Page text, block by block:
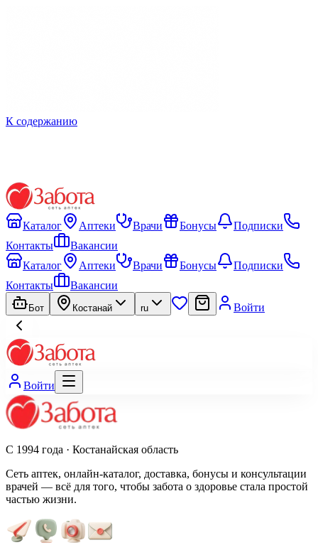
К содержанию
Каталог Аптеки Врачи Бонусы
Подписки
Контакты
Вакансии
Каталог
Аптеки Врачи Бонусы
Подписки
Контакты
Вакансии
Бот Костанай ru Войти
Войти
С 1994 года · Костанайская область
Сеть аптек, онлайн-каталог, доставка, бонусы и консультации
врачей — всё для того, чтобы забота о здоровье стала простой
частью жизни.